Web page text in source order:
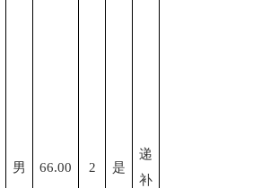
男 66.00 2 是
递
补